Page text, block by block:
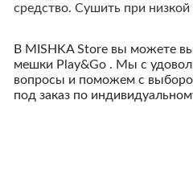
средство. Сушить при низкой
В MISHKA Store вы можете
мешки Play&Go . Мы с
вопросы и поможем с
под заказ по